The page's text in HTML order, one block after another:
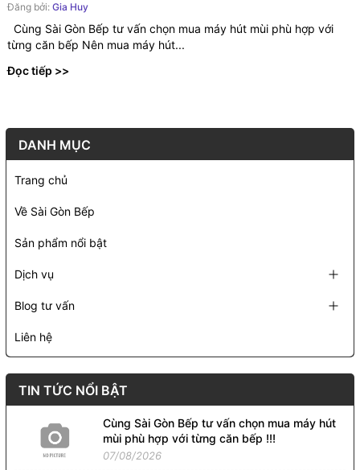
Đăng bởi: Gia Huy
Cùng Sài Gòn Bếp tư vấn chọn mua máy hút mùi phù hợp với
từng căn bếp Nên mua máy hút...
Đọc tiếp >>
DANH MỤC
Trang chủ
Về Sài Gòn Bếp
Sản phẩm nổi bật
Dịch vụ
Blog tư vấn
Liên hệ
TIN TỨC NỔI BẬT
Cùng Sài Gòn Bếp tư vấn chọn mua máy hút
mùi phù hợp với từng căn bếp !!!
07/08/2026